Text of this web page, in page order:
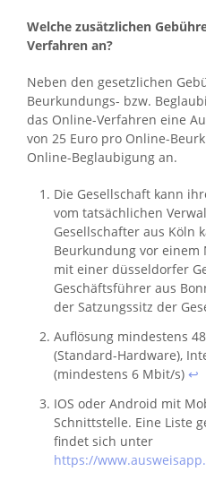
Welche zusätzlichen
Verfahren an?
Neben den gesetzlichen
Beurkundungs- bzw.
das Online-Verfahren eine
von 25 Euro pro Online-
Online-Beglaubigung an.
Die Gesellschaft kann
vom tatsächlichen
Gesellschafter aus Köln
Beurkundung vor einem
mit einer düsseldorfer
Geschäftsführer aus
der Satzungssitz der
Auflösung mindestens
(Standard-Hardware),
(mindestens 6 Mbit/s) ↩︎
IOS oder Android mit
Schnittstelle. Eine Liste
findet sich unter
https://